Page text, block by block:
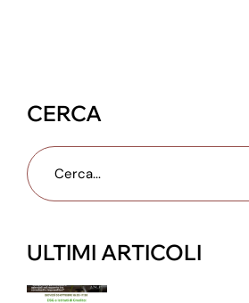
CERCA
ULTIMI ARTICOLI